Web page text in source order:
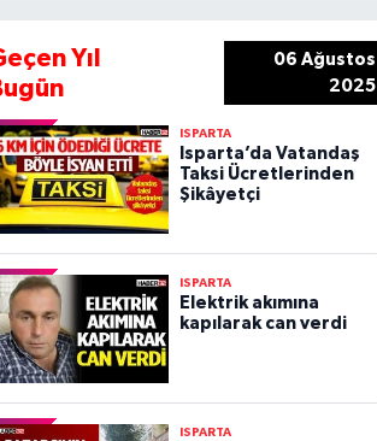
Yıl
06 Ağustos
2025
ISPARTA
Isparta’da Vatandaş
Taksi Ücretlerinden
Şikâyetçi
ISPARTA
Elektrik akımına
kapılarak can verdi
ISPARTA